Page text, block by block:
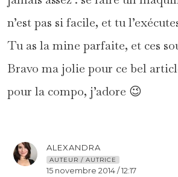
n’est pas si facile, et tu
Tu as la mine parfaite, et ces
Bravo ma jolie pour ce bel
pour la compo, j’adore 😉
ALEXANDRA
AUTEUR / AUTRICE
15 novembre 2014 / 12:17